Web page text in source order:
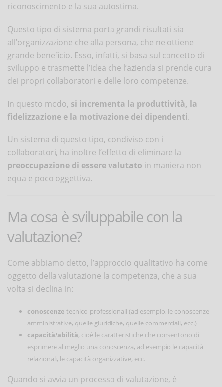
riconoscimento e la sua autostima.
Questo tipo di sistema porta grandi risultati sia
all’organizzazione che alla persona, che ne ottiene
grande beneficio. Esso, infatti, si basa sul concetto di
sviluppo e trasmette l’idea che l’azienda si prende cura
dei propri collaboratori e delle loro competenze.
In questo modo, si incrementa la produttività, la
fidelizzazione e la motivazione dei dipendenti.
Un sistema di questo tipo, condiviso con i
collaboratori, ha inoltre l’effetto di eliminare la
preoccupazione di essere valutato in maniera non
equa e poco oggettiva.
Ma cosa è sviluppabile con la
valutazione?
Come abbiamo detto, l’approccio qualitativo ha come
oggetto della valutazione la competenza, che a sua
volta si declina in:
conoscenze tecnico-professionali (ad esempio, le conoscenze
amministrative, quelle giuridiche, quelle commerciali, ecc.)
capacità/abilità, cioè le caratteristiche che consentono di
esprimere al meglio una conoscenza, ad esempio le capacità
relazionali, le capacità organizzative, ecc.
Quando si avvia un processo di valutazione, è